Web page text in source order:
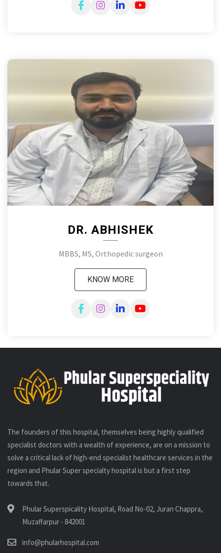
DR. ABHISHEK
MBBS, MS, Orthopedic surgeon
KNOW MORE
The founders of this hospital, themselves being highly qualified
specialist doctors with a wealth of experience, are on a mission to
solve a critical lack of high-end specialist healthcare services in the
region and Phular Super specialty hospital is but a first step
towards that.
Phular Superspicality Hospital, Road No-02, Juran Chappra,
Muzaffarpur - 842001
info@phularhospital.com